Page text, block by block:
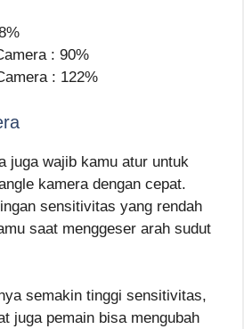
: 90%
: 122%
juga wajib kamu atur untuk
kamera dengan cepat.
sensitivitas yang rendah
saat menggeser arah sudut
semakin tinggi sensitivitas,
juga pemain bisa mengubah